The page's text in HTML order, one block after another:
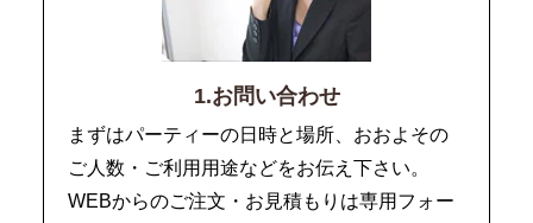
1.お問い合わせ
まずはパーティーの日時と場所、おおよその
ご人数・ご利用用途などをお伝え下さい。
WEBからのご注文・お見積もりは専用フォー